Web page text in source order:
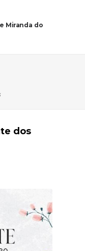
Miranda do
dos